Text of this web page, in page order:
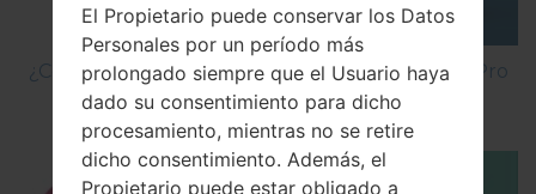
¿Cómo hacer Reinicio Completo en LG D685 G Pro
Lite?
El Propietario puede conservar los Datos
Personales por un período más
prolongado siempre que el Usuario haya
dado su consentimiento para dicho
procesamiento, mientras no se retire
dicho consentimiento. Además, el
Propietario puede estar obligado a